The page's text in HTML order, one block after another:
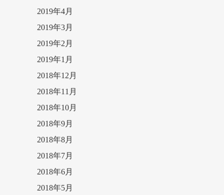
2019年4月
2019年3月
2019年2月
2019年1月
2018年12月
2018年11月
2018年10月
2018年9月
2018年8月
2018年7月
2018年6月
2018年5月